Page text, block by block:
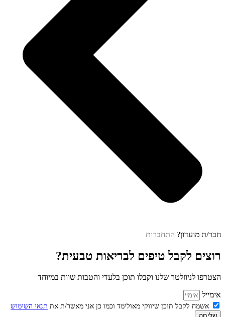
חבר/ת מועדון? התחברות
רוצים לקבל טיפים לבריאות טבעית?
הצטרפו לניוזלטר שלנו וקבלו תוכן בלעדי והטבות שוות במיוחד
אימייל
אשמח לקבל תוכן שיווקי מאולימד וכמו כן אני מאשר/ת את תנאי השימוש